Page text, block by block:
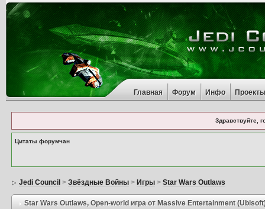
Главная Форум Инфо
Здравствуйте,
Цитаты форумчан
Jedi Council >Звёздные Войны > Игры >Star Wars Outlaws
Star Wars Outlaws, Open-world игра от Massive Entertainment